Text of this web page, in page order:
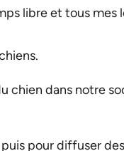
libre et tous mes
chien dans notre
pour diffuser